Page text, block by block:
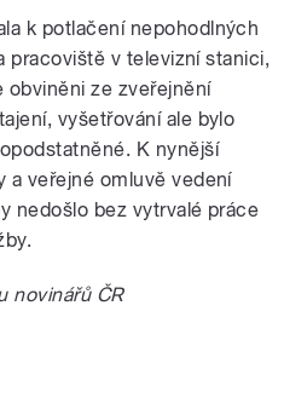
k potlačení nepohodlných
pracoviště v televizní stanici,
obviněni ze zveřejnění
vyšetřování ale bylo
K nynější
a veřejné omluvě vedení
nedošlo bez vytrvalé práce
novinářů ČR